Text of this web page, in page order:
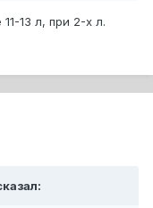
13 л, при 2-х л.